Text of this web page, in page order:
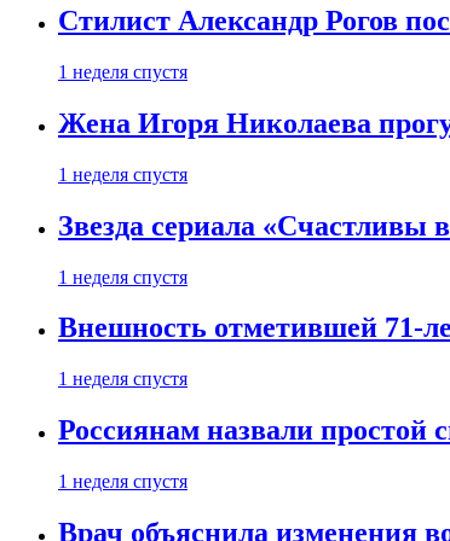
Стилист Александр Рогов
1 неделя спустя
Жена Игоря Николаева
1 неделя спустя
Звезда сериала «Счастливы
1 неделя спустя
Внешность отметившей 71-
1 неделя спустя
Россиянам назвали простой
1 неделя спустя
Врач объяснила изменения